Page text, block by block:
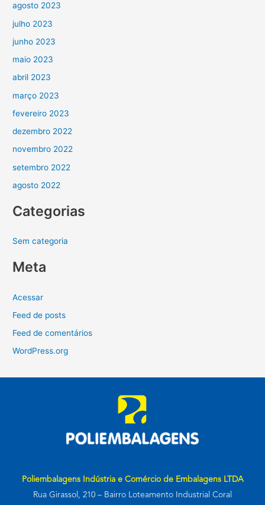
agosto 2023
julho 2023
junho 2023
maio 2023
abril 2023
março 2023
fevereiro 2023
dezembro 2022
novembro 2022
setembro 2022
agosto 2022
Categorias
Sem categoria
Meta
Acessar
Feed de posts
Feed de comentários
WordPress.org
Poliembalagens Indústria e Comércio de Embalagens LTDA
Rua Girassol, 210 – Bairro Loteamento Industrial Coral